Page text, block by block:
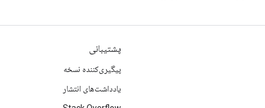
پشتیبانی
پیگیری‌کننده نسخه
یادداشت‌های انتشار